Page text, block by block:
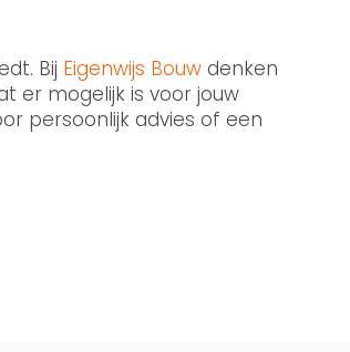
Bij Eigenwijs Bouwdenken
er mogelijk is voor jouw
persoonlijk advies of een